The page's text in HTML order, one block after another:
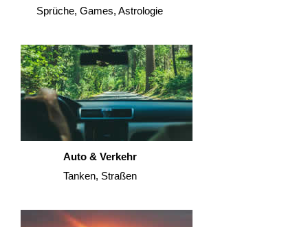
Sprüche, Games, Astrologie
Auto & Verkehr
Tanken, Straßen